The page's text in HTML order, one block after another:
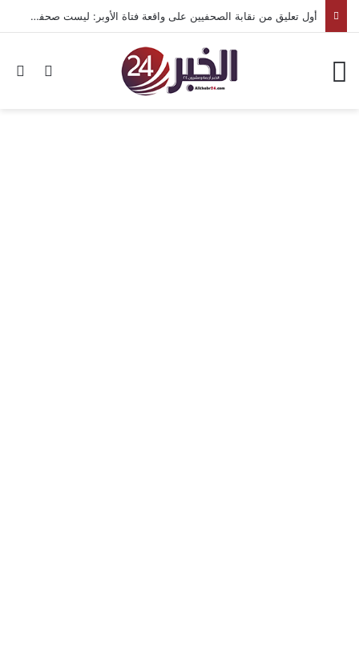
أول تعليق من نقابة الصحفيين على واقعة فتاة الأوبر: ليست صحفية وغير مقيدة بجداول النقابة
الوضع